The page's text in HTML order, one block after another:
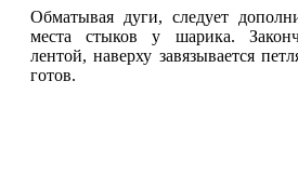
Обматывая дуги, следует
места стыков у шарика.
лентой, наверху завязывается
готов.